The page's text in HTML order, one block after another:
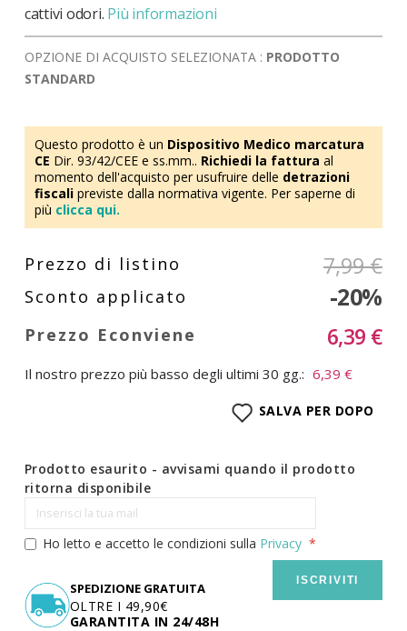
cattivi odori. Più informazioni
OPZIONE DI ACQUISTO SELEZIONATA : PRODOTTO
STANDARD
Questo prodotto è un Dispositivo Medico marcatura
CE Dir. 93/42/CEE e ss.mm.. Richiedi la fattura al
momento dell'acquisto per usufruire delle detrazioni
fiscalipreviste dalla normativa vigente. Per saperne di
più clicca qui.
7,99 €
-20%
6,39 €
Il nostro prezzo più basso degli ultimi 30 gg.: 6,39 €
SALVA PER DOPO
Prodotto esaurito - avvisami quando il prodotto
ritorna disponibile
Ho letto e accetto le condizioni sulla Privacy
ISCRIVITI
SPEDIZIONE GRATUITA
OLTRE I 49,90€
GARANTITA IN 24/48H